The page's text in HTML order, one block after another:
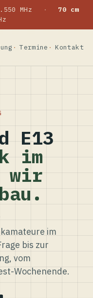
MHz ·
70 cm
Termine Kontakt
E13
im
wir
im
bis zur
vom
Wochenende.